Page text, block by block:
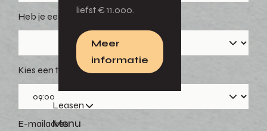
liefst € 11.000.
Meer
informatie
Leasen
Menu
Heb je een voorkeursdag?
Kies een tijd
E-mailadres